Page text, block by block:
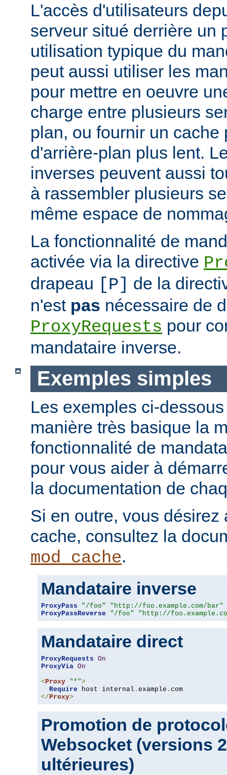
L'accès d'utilisateurs
serveur situé derrière un
utilisation typique du
peut aussi utiliser les
pour mettre en oeuvre
charge entre plusieurs
plan, ou fournir un cache
d'arrière-plan plus lent.
inverses peuvent aussi
à rassembler plusieurs
même espace de
La fonctionnalité de
activée via la directive
drapeau
[P]
de la
n'est pas nécessaire de
ProxyRequests pour
mandataire inverse.
Exemples simples
Les exemples ci-
manière très basique la
fonctionnalité de
pour vous aider à
la documentation de
Si en outre, vous désirez
cache, consultez la
mod_cache.
Mandataire inverse
ProxyPass "/foo"
"http://foo.example.com/bar"
ProxyPassReverse
"/foo" "http://
Mandataire direct
ProxyRequests On
ProxyVia On
< Proxy "*">
Require host internal . example .
</ Proxy>
Promotion de
Websocket (versions
ultérieures)